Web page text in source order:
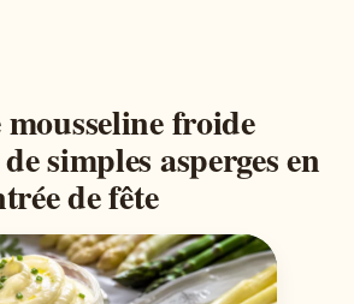
mousseline froide
simples asperges en
de fête